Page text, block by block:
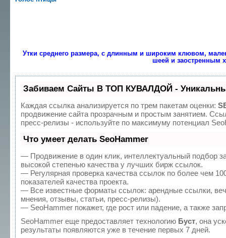
Утки среднего размера, с длинным и широким клювом,
шеей и заостренным
Забиваем Сайты В ТОП КУВАЛДОЙ -
Каждая ссылка анализируется по трем пакетам оценки:
продвижение сайта прозрачным и простым занятием.
пресс-релизы - используйте по максимуму потенциал
Что умеет делать SeoHammer
— Продвижение в один клик, интеллектуальный подбор
высокой степенью качества у лучших бирж ссылок.
— Регулярная проверка качества ссылок по более чем
показателей качества проекта.
— Все известные форматы ссылок: арендные ссылки,
мнения, отзывы, статьи, пресс-релизы).
— SeoHammer покажет, где рост или падение, а также
SeoHammer еще предоставляет технологию Буст, она
результаты появляются уже в течение первых 7 дней.